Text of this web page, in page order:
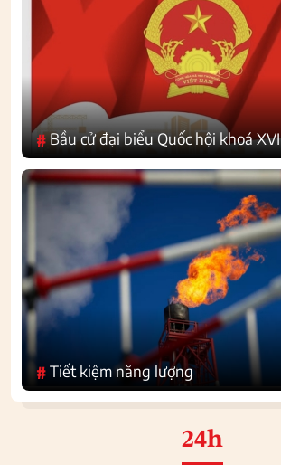
#Bầu cử đại biểu Quốc hội khoá XVI
#Tiết kiệm năng lượng
24h